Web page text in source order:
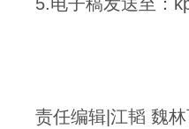
责任编辑|江韬 魏